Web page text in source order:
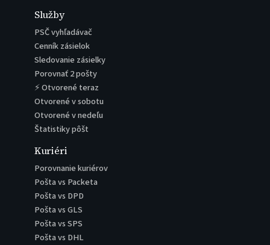
Služby
PSČ vyhľadávač
Cenník zásielok
Sledovanie zásielky
Porovnať 2 pošty
⚡ Otvorené teraz
Otvorené v sobotu
Otvorené v nedeľu
Štatistiky pôšt
Kuriéri
Porovnanie kuriérov
Pošta vs Packeta
Pošta vs DPD
Pošta vs GLS
Pošta vs SPS
Pošta vs DHL